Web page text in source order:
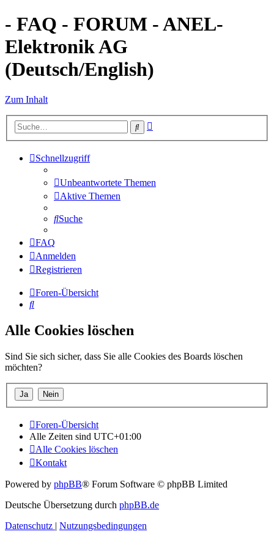
- FAQ - FORUM - ANEL-
Elektronik AG
(Deutsch/English)
Zum Inhalt
Suche
Schnellzugriff
Unbeantwortete Themen
Aktive Themen
Suche
FAQ
Anmelden
Registrieren
Foren-Übersicht
Suche
Alle Cookies löschen
Sind Sie sich sicher, dass Sie alle Cookies des Boards löschen
möchten?
Foren-Übersicht
Alle Zeiten sind UTC+01:00
Alle Cookies löschen
Kontakt
Powered by phpBB® Forum Software © phpBB Limited
Deutsche Übersetzung durch phpBB.de
Datenschutz | Nutzungsbedingungen